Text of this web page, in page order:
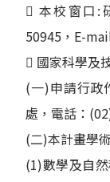
 本校窗口:
50945，E-
 國家科學及
(一)申請行政
處，電話：
(二)本計畫學
(1)數學及自